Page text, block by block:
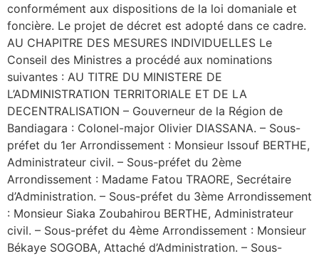
conformément aux dispositions de la loi domaniale et
foncière. Le projet de décret est adopté dans ce cadre.
AU CHAPITRE DES MESURES INDIVIDUELLES Le
Conseil des Ministres a procédé aux nominations
suivantes : AU TITRE DU MINISTERE DE
L’ADMINISTRATION TERRITORIALE ET DE LA
DECENTRALISATION – Gouverneur de la Région de
Bandiagara : Colonel-major Olivier DIASSANA. – Sous-
préfet du 1er Arrondissement : Monsieur Issouf BERTHE,
Administrateur civil. – Sous-préfet du 2ème
Arrondissement : Madame Fatou TRAORE, Secrétaire
d’Administration. – Sous-préfet du 3ème Arrondissement
: Monsieur Siaka Zoubahirou BERTHE, Administrateur
civil. – Sous-préfet du 4ème Arrondissement : Monsieur
Békaye SOGOBA, Attaché d’Administration. – Sous-